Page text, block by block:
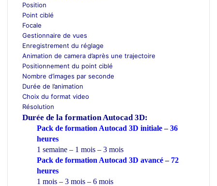
Position
Point ciblé
Focale
Gestionnaire de vues
Enregistrement du réglage
Animation de camera d’après une trajectoire
Positionnement du point ciblé
Nombre d’images par seconde
Durée de l’animation
Choix du format video
Résolution
Durée de la formationAutocad 3D:
Pack de formation Autocad 3D initiale – 36
heures
1 semaine – 1 mois – 3 mois
Pack de formation Autocad 3D avancé – 72
heures
1 mois – 3 mois – 6 mois